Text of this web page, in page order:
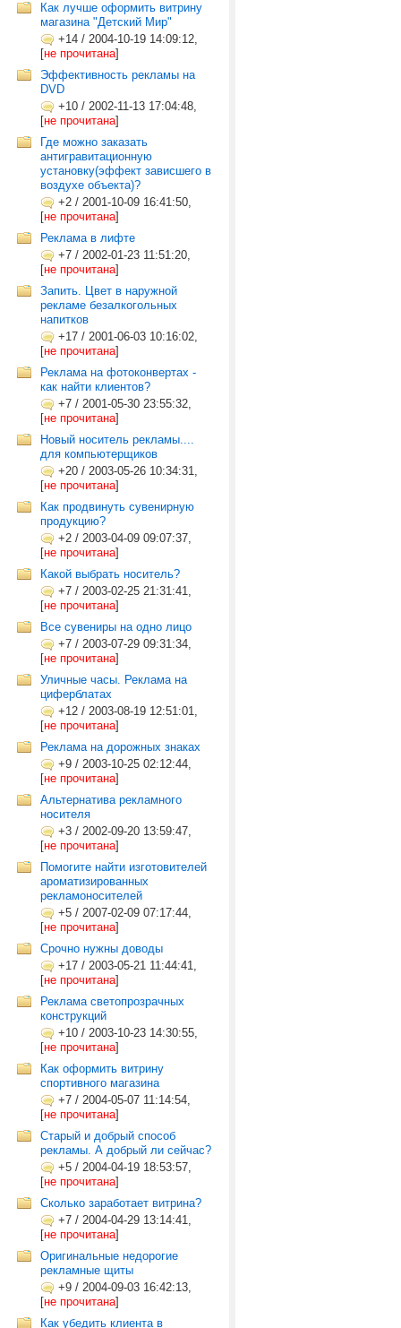
Как лучше оформить витрину
магазина "Детский Мир"
+14 / 2004-10-19 14:09:12,
[не прочитана]
Эффективность рекламы на
DVD
+10 / 2002-11-13 17:04:48,
[не прочитана]
Где можно заказать
антигравитационную
установку(эффект зависшего в
воздухе объекта)?
+2 / 2001-10-09 16:41:50,
[не прочитана]
Реклама в лифте
+7 / 2002-01-23 11:51:20,
[не прочитана]
Запить. Цвет в наружной
рекламе безалкогольных
напитков
+17 / 2001-06-03 10:16:02,
[не прочитана]
Реклама на фотоконвертах -
как найти клиентов?
+7 / 2001-05-30 23:55:32,
[не прочитана]
Новый носитель рекламы....
для компьютерщиков
+20 / 2003-05-26 10:34:31,
[не прочитана]
Как продвинуть сувенирную
продукцию?
+2 / 2003-04-09 09:07:37,
[не прочитана]
Какой выбрать носитель?
+7 / 2003-02-25 21:31:41,
[не прочитана]
Все сувениры на одно лицо
+7 / 2003-07-29 09:31:34,
[не прочитана]
Уличные часы. Реклама на
циферблатах
+12 / 2003-08-19 12:51:01,
[не прочитана]
Реклама на дорожных знаках
+9 / 2003-10-25 02:12:44,
[не прочитана]
Альтернатива рекламного
носителя
+3 / 2002-09-20 13:59:47,
[не прочитана]
Помогите найти изготовителей
ароматизированных
рекламоносителей
+5 / 2007-02-09 07:17:44,
[не прочитана]
Срочно нужны доводы
+17 / 2003-05-21 11:44:41,
[не прочитана]
Реклама светопрозрачных
конструкций
+10 / 2003-10-23 14:30:55,
[не прочитана]
Как оформить витрину
спортивного магазина
+7 / 2004-05-07 11:14:54,
[не прочитана]
Старый и добрый способ
рекламы. А добрый ли сейчас?
+5 / 2004-04-19 18:53:57,
[не прочитана]
Сколько заработает витрина?
+7 / 2004-04-29 13:14:41,
[не прочитана]
Оригинальные недорогие
рекламные щиты
+9 / 2004-09-03 16:42:13,
[не прочитана]
Как убедить клиента в